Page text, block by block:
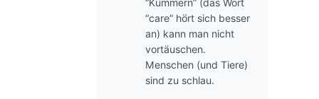
“Kümmern” (das Wort
“care” hört sich besser
an) kann man nicht
vortäuschen.
Menschen (und Tiere)
sind zu schlau.